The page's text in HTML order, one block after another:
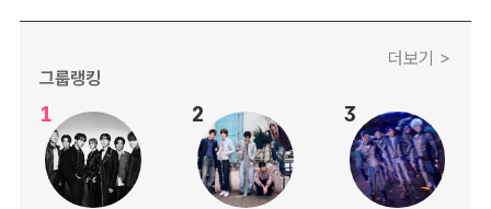
더보기 >
그룹랭킹
1 2 3